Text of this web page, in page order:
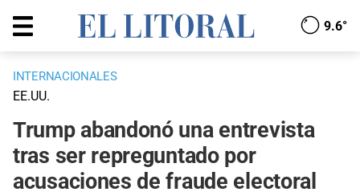
9.6°
INTERNACIONALES
EE.UU.
Trump abandonó una entrevista
tras ser repreguntado por
acusaciones de fraude electoral